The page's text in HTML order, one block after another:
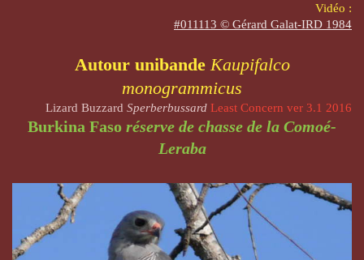
Vidéo :
#011113 © Gérard Galat-IRD 1984
Autour unibande Kaupifalco
monogrammicus
Lizard Buzzard Sperberbussard Least Concern ver 3.1 2016
Burkina Faso réserve de chasse de la Comoé-
Leraba